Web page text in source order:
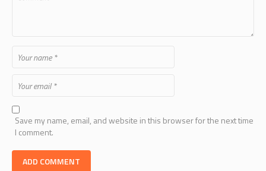
Save my name, email, and website in this browser for the next time
I comment.